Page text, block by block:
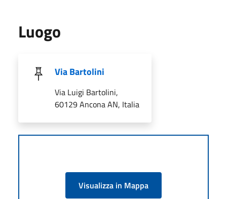
Luogo
Via Bartolini
Via Luigi Bartolini,
60129 Ancona AN, Italia
Visualizza in Mappa